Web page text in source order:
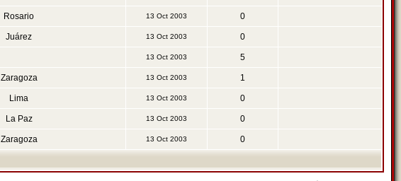
Rosario 13 Oct 2003 0
Juárez 13 Oct 2003 0
13 Oct 2003 5
Zaragoza 13 Oct 2003 1
Lima 13 Oct 2003 0
La Paz 13 Oct 2003 0
Zaragoza 13 Oct 2003 0